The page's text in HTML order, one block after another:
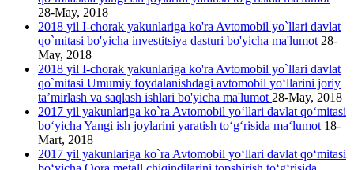
28-May, 2018
2018 yil I-chorak yakunlariga ko'ra Avtomobil yo`llari davlat
qo`mitasi bo'yicha investitsiya dasturi bo'yicha ma'lumot 28-
May, 2018
2018 yil I-chorak yakunlariga ko'ra Avtomobil yo`llari davlat
qo`mitasi Umumiy foydalanishdagi avtomobil yo‘llarini joriy
ta’mirlash va saqlash ishlari bo'yicha ma'lumot 28-May, 2018
2017 yil yakunlariga ko`ra Avtomobil yo‘llari davlat qo‘mitasi
bo‘yicha Yangi ish joylarini yaratish to‘g‘risida ma‘lumot 18-
Mart, 2018
2017 yil yakunlariga ko`ra Avtomobil yo‘llari davlat qo‘mitasi